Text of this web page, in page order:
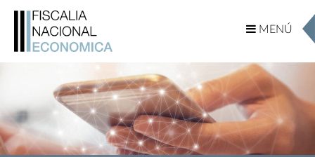
MENÚ
MENÚ